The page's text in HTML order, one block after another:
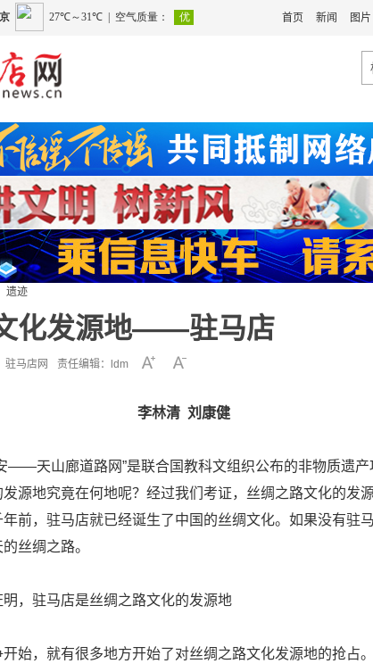
首页 新闻 图片
遗迹
化发源地——驻马店
驻马店网 责任编辑：ldm
李林清 刘康健
——天山廊道路网”是联合国教科文组织公布的非物质遗产
源地究竟在何地呢？经过我们考证，丝绸之路文化的发源
前，驻马店就已经诞生了中国的丝绸文化。如果没有驻
丝绸之路。
，驻马店是丝绸之路文化的发源地
开始，就有很多地方开始了对丝绸之路文化发源地的抢占